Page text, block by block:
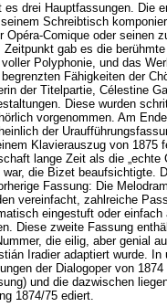
es drei Hauptfassungen. Die
Schreibtisch
Opéra-Comique oder seinen
Zeitpunkt gab es die
Polyphonie, und das
Fähigkeiten der
der Titelpartie, Célestine
Diese wurden
vorgenommen. Am
der
Klavierauszug von 1875
lange Zeit als die „echte
die Bizet beaufsichtigte.
Fassung: Die
vereinfacht, zahlreiche
eingestuft oder einfach
Diese zweite Fassung
die eilig, aber genial
Iradier adaptiert wurde. In
der Dialogoper von 1874
und die dazwischen
1874/75 ediert.